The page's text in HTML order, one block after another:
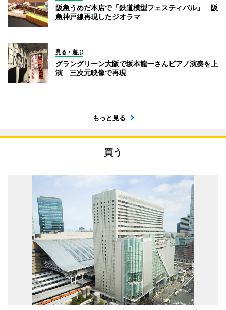
阪急うめだ本店で「鉄道模型フェスティバル」 阪
急神戸線再現したジオラマ
見る・遊ぶ
グラングリーン大阪で坂本龍一さんピアノ演奏を上
演 三次元映像で再現
もっと見る
買う